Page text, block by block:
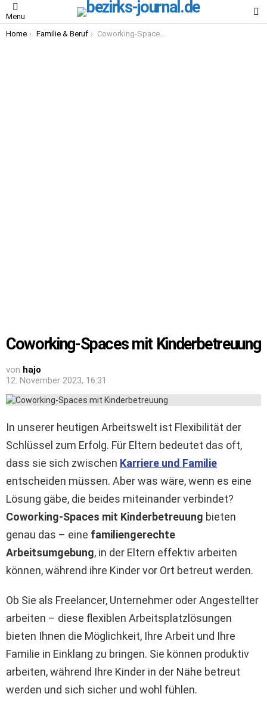
Menu
You are here:
Home Familie & Beruf Coworking-Spaces mit Kinderbetreuung
Coworking-Spaces mit Kinderbetreuung
von hajo
12. November 2023, 16:31
In unserer heutigen Arbeitswelt ist Flexibilität der
Schlüssel zum Erfolg. Für Eltern bedeutet das oft,
dass sie sich zwischen Karriere und Familie
entscheiden müssen. Aber was wäre, wenn es eine
Lösung gäbe, die beides miteinander verbindet?
Coworking-Spaces mit Kinderbetreuung bieten
genau das – eine familiengerechte
Arbeitsumgebung, in der Eltern effektiv arbeiten
können, während ihre Kinder vor Ort betreut werden.
Ob Sie als Freelancer, Unternehmer oder Angestellter
arbeiten – diese flexiblen Arbeitsplatzlösungen
bieten Ihnen die Möglichkeit, Ihre Arbeit und Ihre
Familie in Einklang zu bringen. Sie können produktiv
arbeiten, während Ihre Kinder in der Nähe betreut
werden und sich sicher und wohl fühlen.